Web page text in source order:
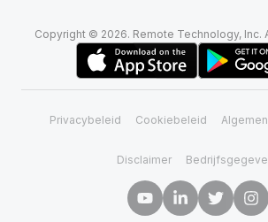
Copyright © 2026. Remote Technology, Inc.
Privacybeleid Cookiebeleid
Disclaimer